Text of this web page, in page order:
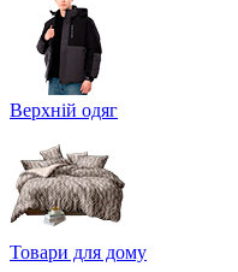
Верхній одяг
Товари для дому